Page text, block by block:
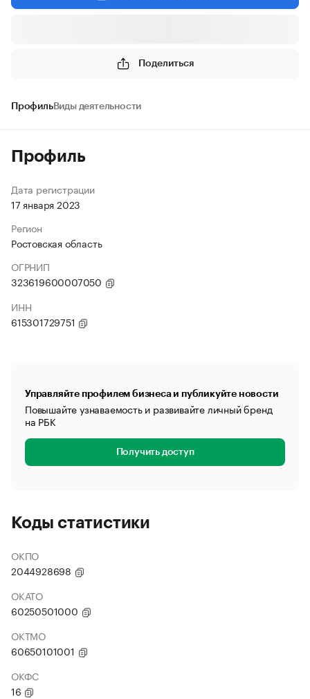
Поделиться
ПрофильВиды деятельности
Профиль
Дата регистрации
17 января 2023
Регион
Ростовская область
ОГРНИП
323619600007050
ИНН
615301729751
Управляйте профилем бизнеса и публикуйте новости
Повышайте узнаваемость и развивайте личный бренд
на РБК
Получить доступ
Коды статистики
ОКПО
2044928698
ОКАТО
60250501000
ОКТМО
60650101001
ОКФС
16